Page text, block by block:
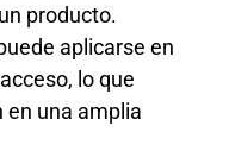
producto.
aplicarse en
lo que
una amplia